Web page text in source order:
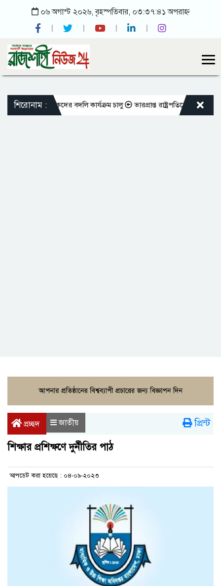
০৬ অগাস্ট ২০২৬, বৃহস্পতিবার, ০৩:৩৭:৪১ অপরাহ্ন
শিরোনাম :
শিক্ষকদের বদলি কার্যক্রম চালু ভারপ্রাপ্ত রাষ্ট্রপতিকে শুভেচ্ছা জানালেন
প্রচ্ছদ জাতীয় প্রিন্ট
শিক্ষার প্রশিক্ষণে দুর্নীতির পাঠ
আপডেট করা হয়েছে : ০৪-০৯-২০২৩